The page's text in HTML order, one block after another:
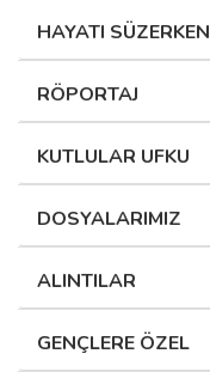
HAYATI SÜZERKEN
RÖPORTAJ
KUTLULAR UFKU
DOSYALARIMIZ
ALINTILAR
GENÇLERE ÖZEL